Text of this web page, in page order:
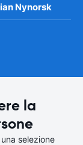
Nynorsk
la
selezione